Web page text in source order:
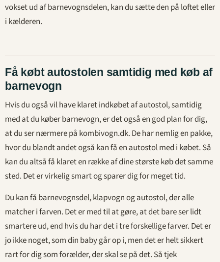
vokset ud af barnevognsdelen, kan du sætte den på loftet eller
i kælderen.
Få købt autostolen samtidig med køb af
barnevogn
Hvis du også vil have klaret indkøbet af autostol, samtidig
med at du køber barnevogn, er det også en god plan for dig,
at du ser nærmere på kombivogn.dk. De har nemlig en pakke,
hvor du blandt andet også kan få en autostol med i købet. Så
kan du altså få klaret en række af dine største køb det samme
sted. Det er virkelig smart og sparer dig for meget tid.
Du kan få barnevognsdel, klapvogn og autostol, der alle
matcher i farven. Det er med til at gøre, at det bare ser lidt
smartere ud, end hvis du har det i tre forskellige farver. Det er
jo ikke noget, som din baby går op i, men det er helt sikkert
rart for dig som forælder, der skal se på det. Så tjek